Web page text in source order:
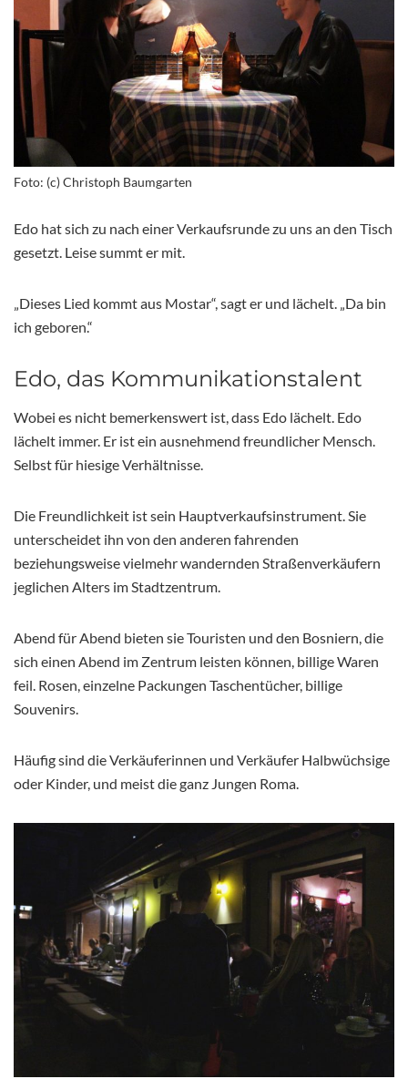
Foto: (c) Christoph Baumgarten
Edo hat sich zu nach einer Verkaufsrunde zu uns an den Tisch
gesetzt. Leise summt er mit.
„Dieses Lied kommt aus Mostar“, sagt er und lächelt. „Da bin
ich geboren.“
Edo, das Kommunikationstalent
Wobei es nicht bemerkenswert ist, dass Edo lächelt. Edo
lächelt immer. Er ist ein ausnehmend freundlicher Mensch.
Selbst für hiesige Verhältnisse.
Die Freundlichkeit ist sein Hauptverkaufsinstrument. Sie
unterscheidet ihn von den anderen fahrenden
beziehungsweise vielmehr wandernden Straßenverkäufern
jeglichen Alters im Stadtzentrum.
Abend für Abend bieten sie Touristen und den Bosniern, die
sich einen Abend im Zentrum leisten können, billige Waren
feil. Rosen, einzelne Packungen Taschentücher, billige
Souvenirs.
Häufig sind die Verkäuferinnen und Verkäufer Halbwüchsige
oder Kinder, und meist die ganz Jungen Roma.